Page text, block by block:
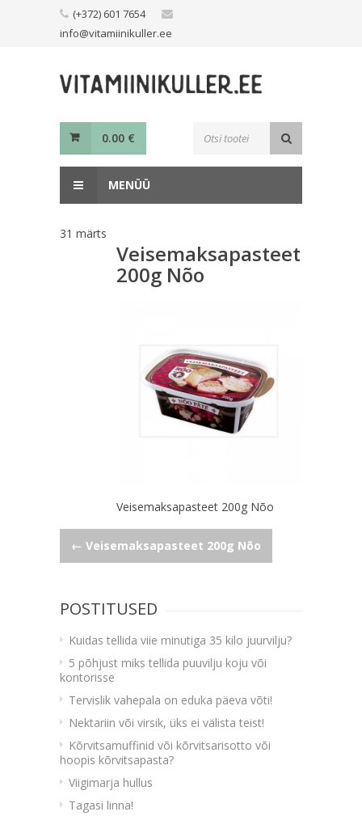
(+372) 601 7654
info@vitamiinikuller.ee
0.00 €
MENÜÜ
31 märts
Veisemaksapasteet
200g Nõo
Veisemaksapasteet 200g Nõo
Navigeerimine
← Veisemaksapasteet 200g Nõo
POSTITUSED
Kuidas tellida viie minutiga 35 kilo juurvilju?
5 põhjust miks tellida puuvilju koju või
kontorisse
Tervislik vahepala on eduka päeva võti!
Nektariin või virsik, üks ei välista teist!
Kõrvitsamuffinid või kõrvitsarisotto või
hoopis kõrvitsapasta?
Viigimarja hullus
Tagasi linna!